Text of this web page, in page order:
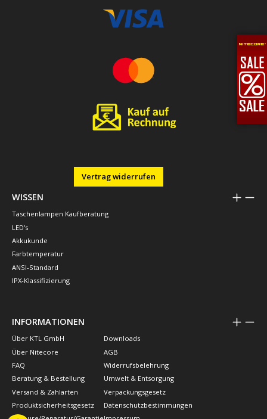
Vertrag widerrufen
WISSEN
Taschenlampen Kaufberatung
LED's
Akkukunde
Farbtemperatur
ANSI-Standard
IPX-Klassifizierung
INFORMATIONEN
Über KTL GmbH
Über Nitecore
FAQ
Beratung & Bestellung
Versand & Zahlarten
Produktsicherheitsgesetz
Downloads
AGB
Widerrufsbelehrung
Umwelt & Entsorgung
Verpackungsgesetz
Datenschutzbestimmungen